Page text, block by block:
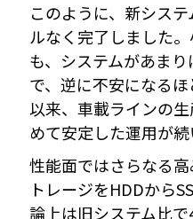
このように、新シス
ルなく完了しました
も、システムがあま
で、逆に不安になるほ
以来、車載ラインの
めて安定した運用が続
性能面ではさらなる
トレージをHDDから
論上は旧システム比